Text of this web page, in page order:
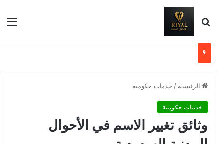
بحث عن
الرئيسية / خدمات حكومية
خدمات حكومية
وثائق تغيير الاسم في الأحوال